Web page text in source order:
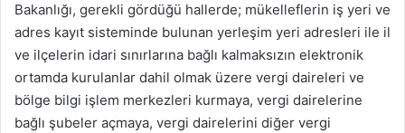
Bakanlığı, gerekli gördüğü hallerde; mükelleflerin iş yeri ve
adres kayıt sisteminde bulunan yerleşim yeri adresleri ile il
ve ilçelerin idari sınırlarına bağlı kalmaksızın elektronik
ortamda kurulanlar dahil olmak üzere vergi daireleri ve
bölge bilgi işlem merkezleri kurmaya, vergi dairelerine
bağlı şubeler açmaya, vergi dairelerini diğer vergi